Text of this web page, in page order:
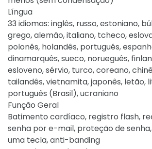
Língua
33 idiomas: inglês, russo, estoniano,
grego, alemão, italiano, tcheco,
polonês, holandês, português,
dinamarquês, sueco, norueguês,
esloveno, sérvio, turco, coreano,
tailandês, vietnamita, japonês, letão,
português (Brasil), ucraniano
Função Geral
Batimento cardíaco, registro flash,
senha por e-mail, proteção de
uma tecla, anti-banding